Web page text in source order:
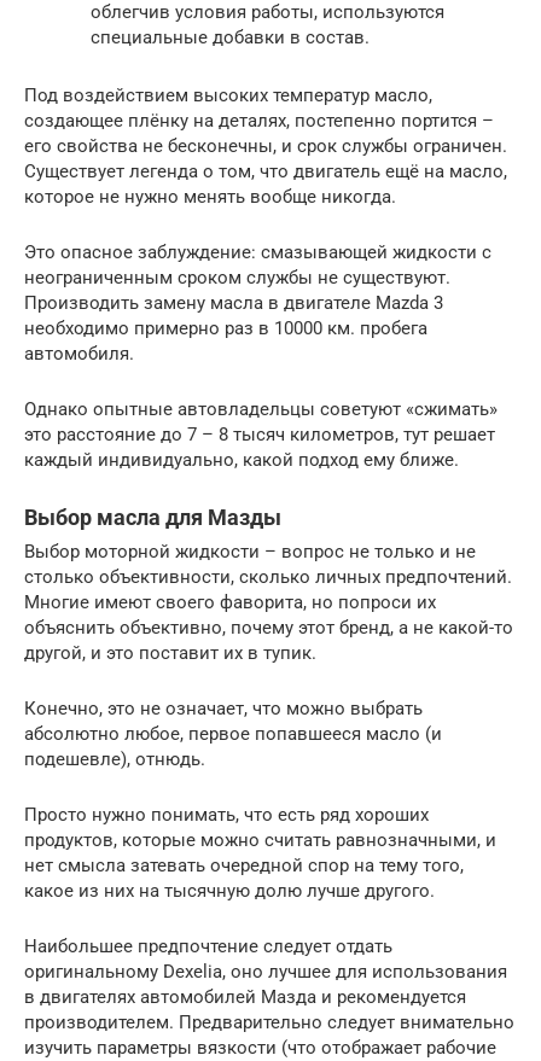
облегчив условия работы, используются
специальные добавки в состав.
Под воздействием высоких температур масло,
создающее плёнку на деталях, постепенно портится –
его свойства не бесконечны, и срок службы ограничен.
Существует легенда о том, что двигатель ещё на масло,
которое не нужно менять вообще никогда.
Это опасное заблуждение: смазывающей жидкости с
неограниченным сроком службы не существуют.
Производить замену масла в двигателе Mazda 3
необходимо примерно раз в 10000 км. пробега
автомобиля.
Однако опытные автовладельцы советуют «сжимать»
это расстояние до 7 – 8 тысяч километров, тут решает
каждый индивидуально, какой подход ему ближе.
Выбор масла для Мазды
Выбор моторной жидкости – вопрос не только и не
столько объективности, сколько личных предпочтений.
Многие имеют своего фаворита, но попроси их
объяснить объективно, почему этот бренд, а не какой-то
другой, и это поставит их в тупик.
Конечно, это не означает, что можно выбрать
абсолютно любое, первое попавшееся масло (и
подешевле), отнюдь.
Просто нужно понимать, что есть ряд хороших
продуктов, которые можно считать равнозначными, и
нет смысла затевать очередной спор на тему того,
какое из них на тысячную долю лучше другого.
Наибольшее предпочтение следует отдать
оригинальному Dexelia, оно лучшее для использования
в двигателях автомобилей Мазда и рекомендуется
производителем. Предварительно следует внимательно
изучить параметры вязкости (что отображает рабочие